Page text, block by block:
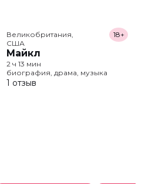
Великобритания,
США
Майкл
18+
2 ч 13 мин
биография, драма, музыка
1 отзыв